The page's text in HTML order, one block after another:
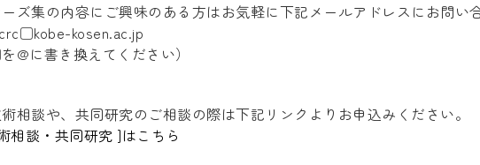
ズ集の内容にご興味のある方はお気軽に下記メールアドレスにお問い
kosen.ac.jp
@に書き換えてください）
相談や、共同研究のご相談の際は下記リンクよりお申込みください。
相談・共同研究 ]はこちら